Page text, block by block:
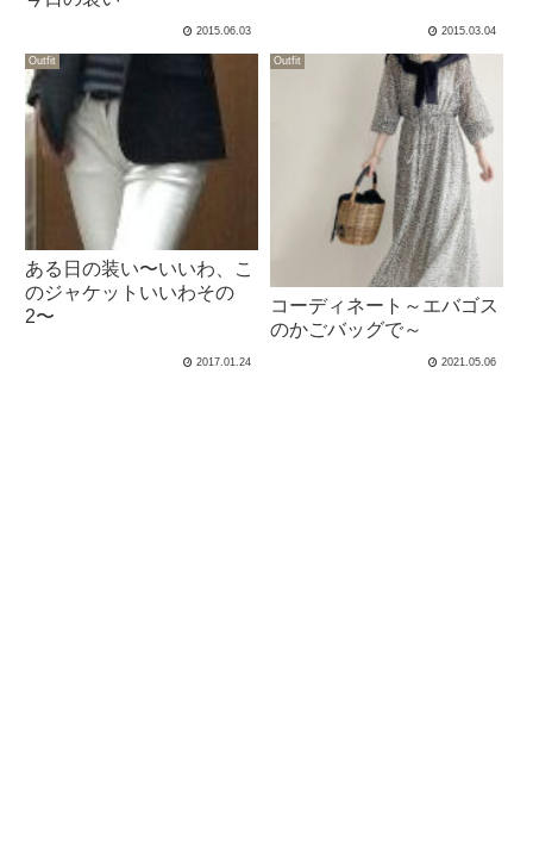
2015.06.03 2015.03.04
Outfit
ある日の装い〜いいわ、こ
のジャケットいいわその
2〜
2017.01.24
Outfit
コーディネート～エバゴス
のかごバッグで～
2021.05.06